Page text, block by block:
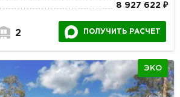
8 927 622 ₽
2 ПОЛУЧИТЬ РАСЧЕТ
ЭКО